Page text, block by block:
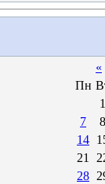
«
Пн
1
7
8
14
21
28